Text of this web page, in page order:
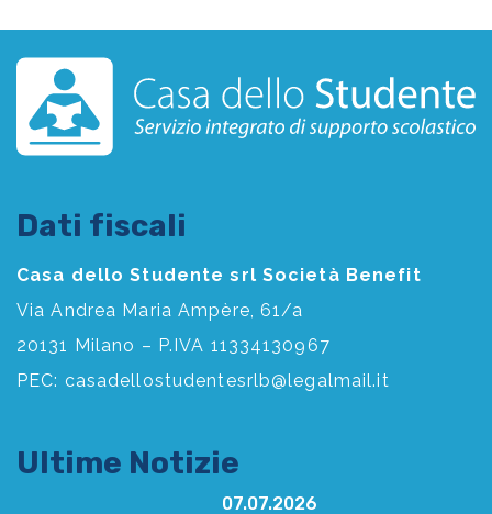
Dati fiscali
Casa dello Studente srl Società Benefit
Via Andrea Maria Ampère, 61/a
20131 Milano – P.IVA 11334130967
PEC: casadellostudentesrlb@legalmail.it
Ultime Notizie
07.07.2026